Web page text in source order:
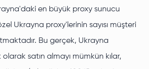
en büyük proxy sunucu
Ukrayna proxy'lerinin sayısı müşteri
Bu gerçek, Ukrayna
olarak satın almayı mümkün kılar,